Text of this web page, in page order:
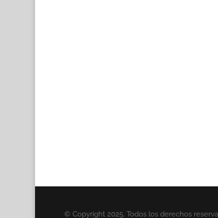
© Copyright 2025. Todos los derechos